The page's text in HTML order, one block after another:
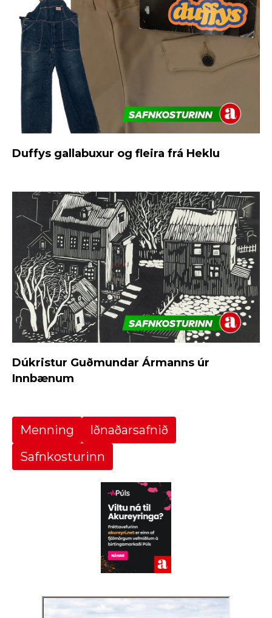
Duffys gallabuxur og fleira frá Heklu
Dúkristur Guðmundar Ármanns úr
Innbænum
Menning
Iðnaðarsafnið
Safnkosturinn